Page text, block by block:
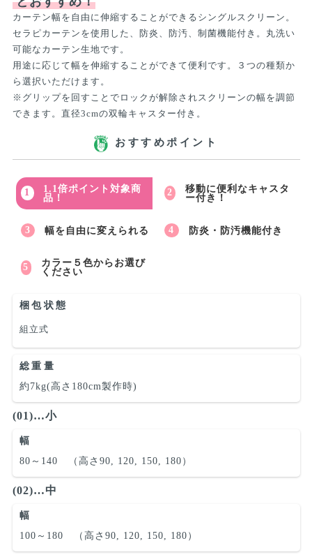
カーテン幅を自由に伸縮することができるシングルスクリーン。
セラピカーテンを使用した、防炎、防汚、制菌機能付き。丸洗い
可能なカーテン生地です。
用途に応じて幅を伸縮することができて便利です。３つの種類か
ら選択いただけます。
※グリップを回すことでロックが解除されスクリーンの幅を調節
できます。直径3cmの双輪キャスター付き。
おすすめポイント
1.1倍ポイント対象商
品！
移動に便利なキャスタ
ー付き！
幅を自由に変えられる 防炎・防汚機能付き
カラー５色からお選び
ください
梱包状態
組立式
総重量
約7kg(高さ180cm製作時)
(01)…小
幅
80～140 （高さ90, 120, 150, 180）
(02)…中
幅
100～180 （高さ90, 120, 150, 180）